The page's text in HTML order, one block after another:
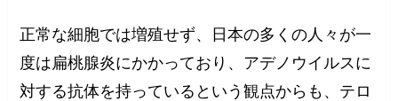
正常な細胞では増殖せず、日本の多くの人々が一
度は扁桃腺炎にかかっており、アデノウイルスに
対する抗体を持っているという観点からも、テロ